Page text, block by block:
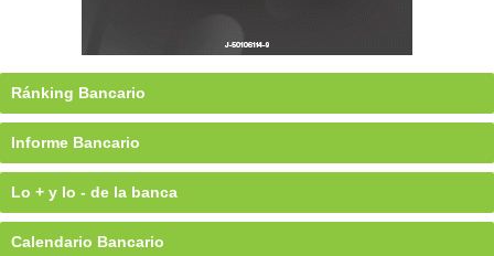
Ránking Bancario
Informe Bancario
Lo + y lo - de la banca
Calendario Bancario